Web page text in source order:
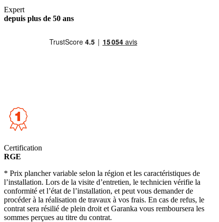
Expert
depuis plus de 50 ans
Certification
RGE
* Prix plancher variable selon la région et les caractéristiques de
l’installation. Lors de la visite d’entretien, le technicien vérifie la
conformité et l’état de l’installation, et peut vous demander de
procéder à la réalisation de travaux à vos frais. En cas de refus, le
contrat sera résilié de plein droit et Garanka vous remboursera les
sommes perçues au titre du contrat.